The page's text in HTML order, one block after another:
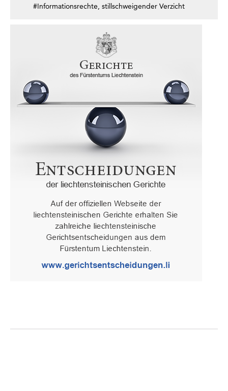
#Informationsrechte, stillschweigender Verzicht